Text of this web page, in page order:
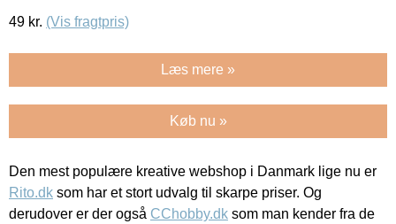
49 kr. (Vis fragtpris)
Læs mere »
Køb nu »
Den mest populære kreative webshop i Danmark lige nu er
Rito.dk som har et stort udvalg til skarpe priser. Og
derudover er der også CChobby.dk som man kender fra de